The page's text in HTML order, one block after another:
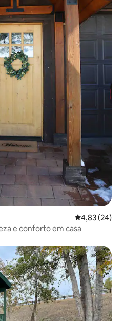
4,83 de uma
4,83 (24)
e conforto em casa